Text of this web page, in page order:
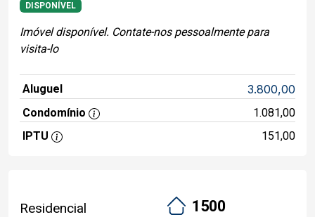
DISPONÍVEL
Imóvel disponível. Contate-nos pessoalmente para
visita-lo
Aluguel 3.800,00
Condomínio
1.081,00
IPTU
151,00
Residencial 1500